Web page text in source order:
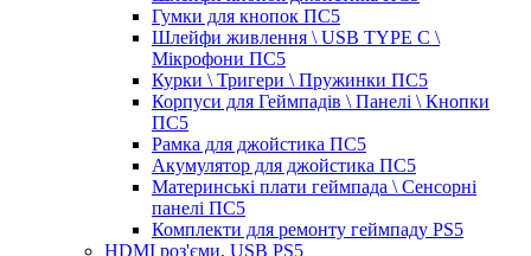
Гумки для кнопок ПС5
Шлейфи живлення \ USB TYPE C \
Мікрофони ПС5
Курки \ Тригери \ Пружинки ПС5
Корпуси для Геймпадів \ Панелі \ Кнопки
ПС5
Рамка для джойстика ПС5
Акумулятор для джойстика ПС5
Материнські плати геймпада \ Сенсорні
панелі ПС5
Комплекти для ремонту геймпаду PS5
HDMI роз'єми, USB PS5